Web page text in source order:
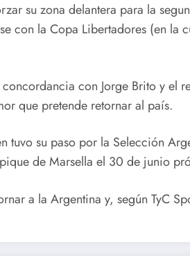
su zona delantera para la
con la Copa Libertadores (en la
con Jorge Brito y el
que pretende retornar al país.
tuvo su paso por la Selección
de Marsella el 30 de junio
a la Argentina y, según TyC